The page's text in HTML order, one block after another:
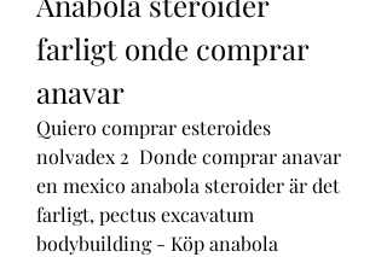
farligt onde comprar
anavar
Quiero comprar esteroides
nolvadex 2  Donde comprar anavar
en mexico anabola steroider är det
farligt, pectus excavatum
bodybuilding - Köp anabola